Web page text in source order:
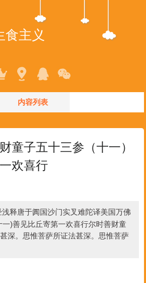
食主义
内容列表
童子五十三参（十一）
欢喜行
释唐于阗国沙门实叉难陀译美国万佛
)善见比丘寄第一欢喜行尔时善财童
深。思惟菩萨所证法甚深。思惟菩萨